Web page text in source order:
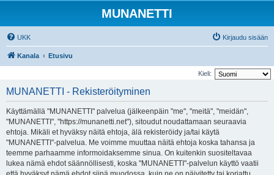
MUNANETTI
UKK Kirjaudu sisään
Kanala Etusivu
Kieli:
MUNANETTI - Rekisteröityminen
Käyttämällä "MUNANETTI" palvelua (jälkeenpäin "me", "meitä", "meidän",
"MUNANETTI", "https://munanetti.net"), sitoudut noudattamaan seuraavia
ehtoja. Mikäli et hyväksy näitä ehtoja, älä rekisteröidy ja/tai käytä
"MUNANETTI"-palvelua. Me voimme muuttaa näitä ehtoja koska tahansa ja
teemme parhaamme informoidaksemme sinua. On kuitenkin suositeltavaa
lukea nämä ehdot säännöllisesti, koska "MUNANETTI"-palvelun käyttö vaatii